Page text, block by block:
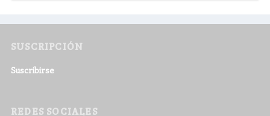
SUSCRIPCIÓN
Suscribirse
REDES SOCIALES